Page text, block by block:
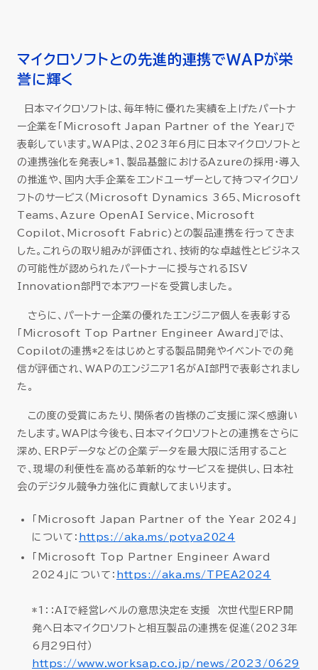
マイクロソフトとの先進的連携でWAPが栄
誉に輝く
日本マイクロソフトは、毎年特に優れた実績を上げたパートナ
ー企業を「Microsoft Japan Partner of the Year」で
表彰しています。WAPは、2023年6月に日本マイクロソフトと
の連携強化を発表し*1、製品基盤におけるAzureの採用・導入
の推進や、国内大手企業をエンドユーザーとして持つマイクロソ
フトのサービス（Microsoft Dynamics 365、Microsoft
Teams、Azure OpenAI Service、Microsoft
Copilot、Microsoft Fabric)との製品連携を行ってきま
した。これらの取り組みが評価され、技術的な卓越性とビジネス
の可能性が認められたパートナーに授与されるISV
Innovation部門で本アワードを受賞しました。
さらに、パートナー企業の優れたエンジニア個人を表彰する
「Microsoft Top Partner Engineer Award」では、
Copilotの連携*2をはじめとする製品開発やイベントでの発
信が評価され、WAPのエンジニア1名がAI部門で表彰されまし
た。
この度の受賞にあたり、関係者の皆様のご支援に深く感謝い
たします。WAPは今後も、日本マイクロソフトとの連携をさらに
深め、ERPデータなどの企業データを最大限に活用すること
で、現場の利便性を高める革新的なサービスを提供し、日本社
会のデジタル競争力強化に貢献してまいります。
「Microsoft Japan Partner of the Year 2024」
について： https://aka.ms/potya2024
「Microsoft Top Partner Engineer Award
2024」について： https://aka.ms/TPEA2024
*1：：AIで経営レベルの意思決定を支援 次世代型ERP開
発へ日本マイクロソフトと相互製品の連携を促進（2023年
6月29日付）
https://www.worksap.co.jp/news/2023/0629